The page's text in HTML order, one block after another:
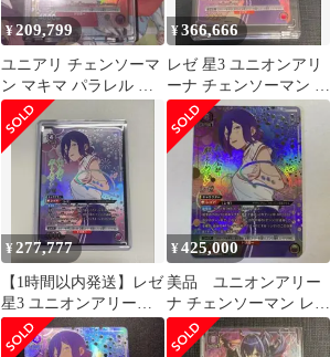
¥209,799
ユニアリ チェンソーマ
ン マキマ パラレル 星3
SR★★★
¥366,666
レゼ 星3 ユニオンアリ
ーナ チェンソーマン ワ
ンオーナー品 専用
¥277,777
【1時間以内発送】レゼ
星3 ユニオンアリーナ
チェンソーマン ワンオ
ーナー品
¥425,000
美品 ユニオンアリー
ナ チェンソーマン レゼ
SR★★★ 星3 パラレル